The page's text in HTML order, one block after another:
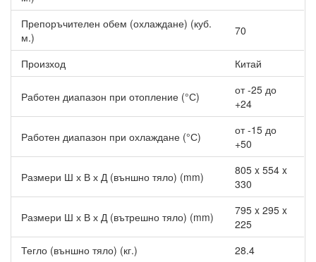
Жалузите могат да се настройват под ъгъл до 120°
хоризонтално и до 110° вертикално, което допринася за по-
широк и равномерен охладителен ефект в сравнение със
стандартните климатични системи.
Турбо функция
Активацията на тази функция причинява увеличение на
скоростта на вътрешния вентилатор, което спомага за бързото
достигане на желаната температура. След максимално 20
минути системата се връща към предварително настроените
параметри.
Режим на готовност 1W
Инверторен климатик Midea MSEPBU-
12HRFN8-IE/MOX330-12HFN8-IE All Easy Pro Intelligent Eye,
12000 BTU, Клас A+++преминава в енергоспестяващ режим,
намалявайки консумацията си от 5W на 1W, което води до
Препоръчителен обем (охлаждане) (куб.
м.)
70
Произход Китай
Работен диапазон при отопление (°С)
от -25 до
+24
Работен диапазон при охлаждане (°С)
от -15 до
+50
Размери Ш х В х Д (външно тяло) (mm)
805 x 554 x
330
Размери Ш х В х Д (вътрешно тяло) (mm)
795 x 295 x
225
Тегло (външно тяло) (кг.)
28.4